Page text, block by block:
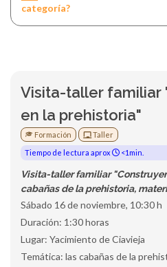
categoría?
Visita-taller familiar
en la prehistoria"
Formación
Taller
Tiempo de lectura aprox
<1min.
Visita-taller familiar
cabañas de la prehistoria,
Sábado 16 de noviembre, 10:30 h
Duración: 1:30 horas
Lugar: Yacimiento de Ciavieja
Temática: las cabañas de la